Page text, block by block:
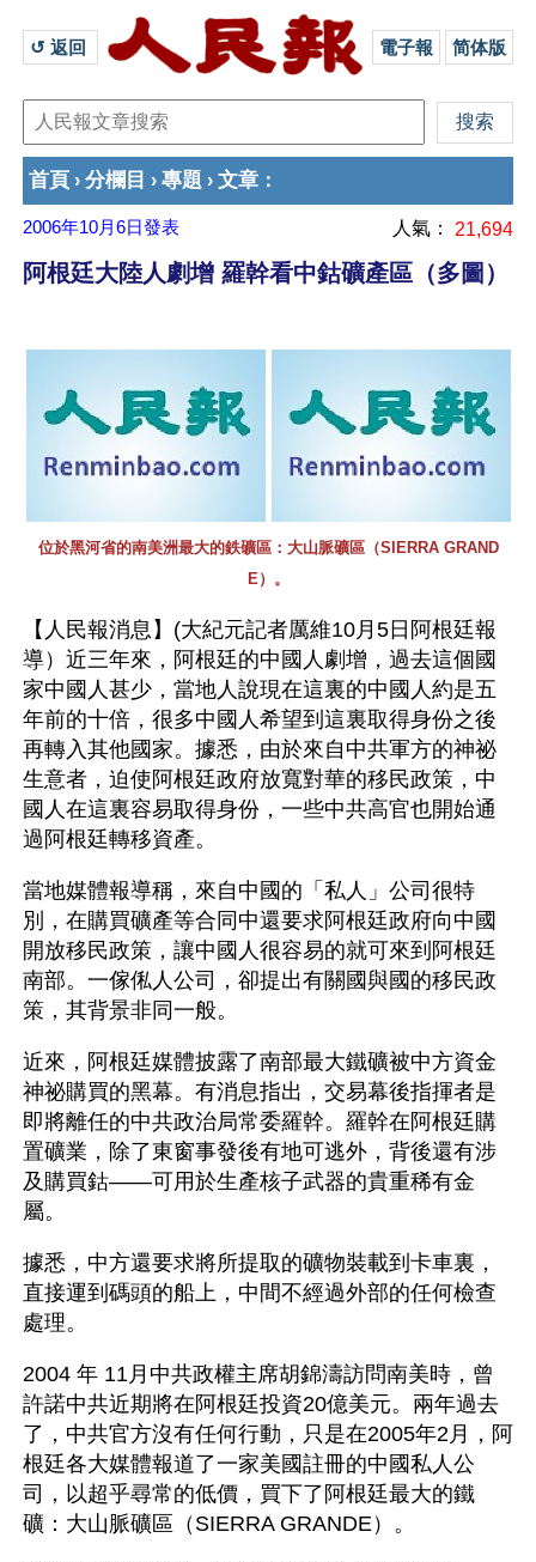
↺ 返回 電子報 简体版
首頁 › 分欄目 › 專題 › 文章 ：
2006年10月6日發表 人氣： 21,694
阿根廷大陸人劇增 羅幹看中鈷礦產區（多圖）
位於黑河省的南美洲最大的鉄礦區：大山脈礦區（SIERRA GRAND
E）。
【人民報消息】(大紀元記者厲維10月5日阿根廷報
導）近三年來，阿根廷的中國人劇增，過去這個國
家中國人甚少，當地人說現在這裏的中國人約是五
年前的十倍，很多中國人希望到這裏取得身份之後
再轉入其他國家。據悉，由於來自中共軍方的神祕
生意者，迫使阿根廷政府放寬對華的移民政策，中
國人在這裏容易取得身份，一些中共高官也開始通
過阿根廷轉移資產。
當地媒體報導稱，來自中國的「私人」公司很特
別，在購買礦產等合同中還要求阿根廷政府向中國
開放移民政策，讓中國人很容易的就可來到阿根廷
南部。一傢俬人公司，卻提出有關國與國的移民政
策，其背景非同一般。
近來，阿根廷媒體披露了南部最大鐵礦被中方資金
神祕購買的黑幕。有消息指出，交易幕後指揮者是
即將離任的中共政治局常委羅幹。羅幹在阿根廷購
置礦業，除了東窗事發後有地可逃外，背後還有涉
及購買鈷——可用於生產核子武器的貴重稀有金
屬。
據悉，中方還要求將所提取的礦物裝載到卡車裏，
直接運到碼頭的船上，中間不經過外部的任何檢查
處理。
2004 年 11月中共政權主席胡錦濤訪問南美時，曾
許諾中共近期將在阿根廷投資20億美元。兩年過去
了，中共官方沒有任何行動，只是在2005年2月，阿
根廷各大媒體報道了一家美國註冊的中國私人公
司，以超乎尋常的低價，買下了阿根廷最大的鐵
礦：大山脈礦區（SIERRA GRANDE）。